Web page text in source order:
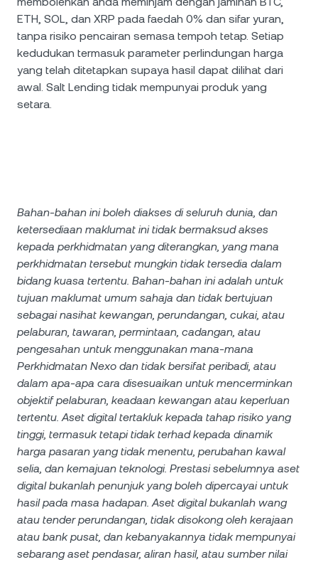
ETH, SOL, dan XRP pada faedah 0% dan sifar yuran,
tanpa risiko pencairan semasa tempoh tetap. Setiap
kedudukan termasuk parameter perlindungan harga
yang telah ditetapkan supaya hasil dapat dilihat dari
awal. Salt Lending tidak mempunyai produk yang
setara.
Bahan-bahan ini boleh diakses di seluruh dunia, dan
ketersediaan maklumat ini tidak bermaksud akses
kepada perkhidmatan yang diterangkan, yang mana
perkhidmatan tersebut mungkin tidak tersedia dalam
bidang kuasa tertentu. Bahan-bahan ini adalah untuk
tujuan maklumat umum sahaja dan tidak bertujuan
sebagai nasihat kewangan, perundangan, cukai, atau
pelaburan, tawaran, permintaan, cadangan, atau
pengesahan untuk menggunakan mana-mana
Perkhidmatan Nexo dan tidak bersifat peribadi, atau
dalam apa-apa cara disesuaikan untuk mencerminkan
objektif pelaburan, keadaan kewangan atau keperluan
tertentu. Aset digital tertakluk kepada tahap risiko yang
tinggi, termasuk tetapi tidak terhad kepada dinamik
harga pasaran yang tidak menentu, perubahan kawal
selia, dan kemajuan teknologi. Prestasi sebelumnya aset
digital bukanlah penunjuk yang boleh dipercayai untuk
hasil pada masa hadapan. Aset digital bukanlah wang
atau tender perundangan, tidak disokong oleh kerajaan
atau bank pusat, dan kebanyakannya tidak mempunyai
sebarang aset pendasar, aliran hasil, atau sumber nilai